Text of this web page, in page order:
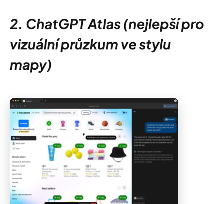
2. ChatGPT Atlas (nejlepší pro
vizuální průzkum ve stylu
mapy)